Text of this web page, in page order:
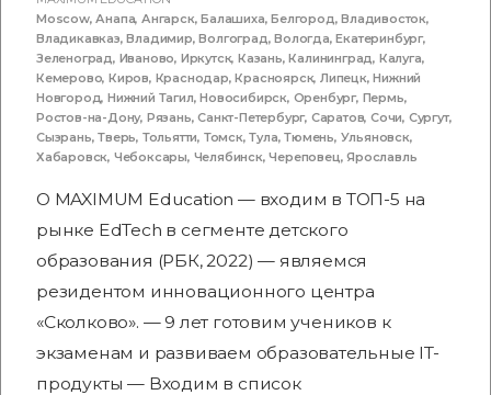
Moscow,Анапа,Ангарск,Балашиха,Белгород,Владивосток,
Владикавказ,Владимир,Волгоград,Вологда,Екатеринбург,
Зеленоград, Иваново, Иркутск,Казань,Калининград, Калуга,
Кемерово,Киров, Краснодар,Красноярск,Липецк,Нижний
Новгород,Нижний Тагил,Новосибирск, Оренбург, Пермь,
Ростов-на-Дону, Рязань,Санкт-Петербург, Саратов,Сочи, Сургут,
Сызрань,Тверь, Тольятти, Томск,Тула,Тюмень, Ульяновск,
Хабаровск, Чебоксары, Челябинск,Череповец,Ярославль
О MAXIMUM Education — входим в ТОП-5 на
рынке EdTech в сегменте детского
образования (РБК, 2022) — являемся
резидентом инновационного центра
«Сколково». — 9 лет готовим учеников к
экзаменам и развиваем образовательные IT-
продукты — Входим в список